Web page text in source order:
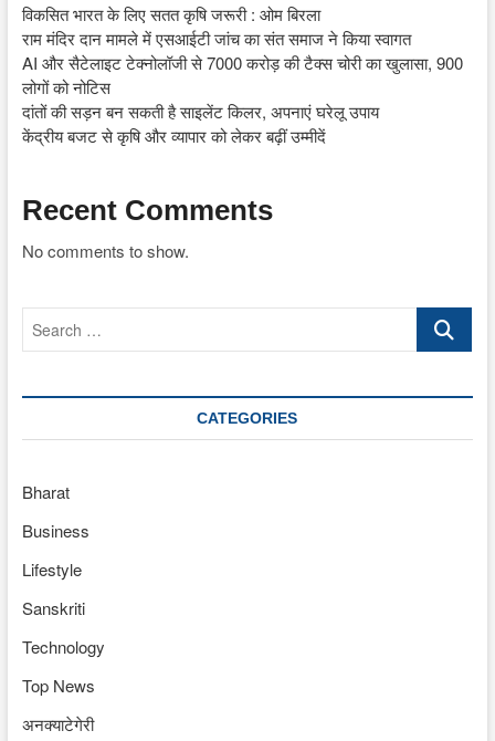
विकसित भारत के लिए सतत कृषि जरूरी : ओम बिरला
राम मंदिर दान मामले में एसआईटी जांच का संत समाज ने किया स्वागत
AI और सैटेलाइट टेक्नोलॉजी से 7000 करोड़ की टैक्स चोरी का खुलासा, 900
लोगों को नोटिस
दांतों की सड़न बन सकती है साइलेंट किलर, अपनाएं घरेलू उपाय
केंद्रीय बजट से कृषि और व्यापार को लेकर बढ़ीं उम्मीदें
Recent Comments
No comments to show.
Search
CATEGORIES
Bharat
Business
Lifestyle
Sanskriti
Technology
Top News
अनक्याटेगेरी